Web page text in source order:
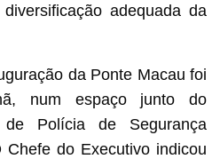
adequada da
da Ponte Macau foi
num espaço junto do
Polícia de Segurança
do Executivo indicou